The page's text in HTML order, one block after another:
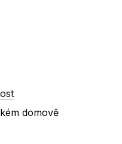
domově